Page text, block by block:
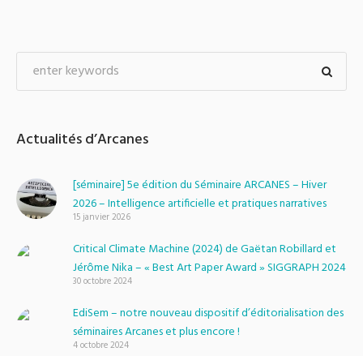
Actualités d’Arcanes
[séminaire] 5e édition du Séminaire ARCANES – Hiver
2026 – Intelligence artificielle et pratiques narratives
15 janvier 2026
Critical Climate Machine (2024) de Gaëtan Robillard et
Jérôme Nika – « Best Art Paper Award » SIGGRAPH 2024
30 octobre 2024
EdiSem – notre nouveau dispositif d’éditorialisation des
séminaires Arcanes et plus encore !
4 octobre 2024